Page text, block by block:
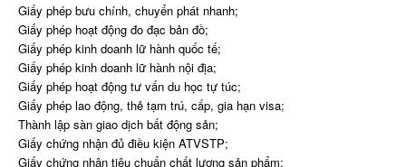
Giấy phép bưu chính, chuyển phát nhanh;
Giấy phép hoạt động đo đạc bản đồ;
Giấy phép kinh doanh lữ hành quốc tế;
Giấy phép kinh doanh lữ hành nội địa;
Giấy phép hoạt động tư vấn du học tự túc;
Giấy phép lao động, thẻ tạm trú, cấp, gia hạn visa;
Thành lập sàn giao dịch bất động sản;
Giấy chứng nhận đủ điều kiện ATVSTP;
Giấy chứng nhận tiêu chuẩn chất lượng sản phẩm;